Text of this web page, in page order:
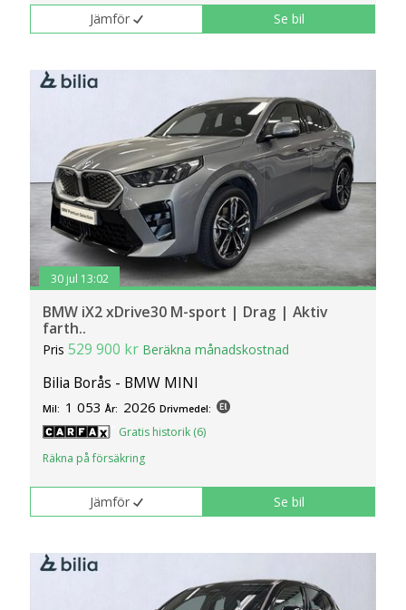
Jämför Se bil
30 jul 13:02
BMW iX2 xDrive30 M-sport | Drag | Aktiv
farth..
Pris529 900 kr Beräkna månadskostnad
Bilia Borås - BMW MINI
Mil: 1 053 År: 2026 Drivmedel:
Gratis historik (6)
Räkna på försäkring
Jämför Se bil